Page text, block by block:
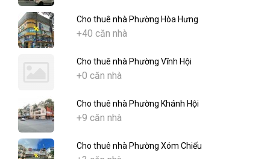
Cho thuê nhà Phường Hòa Hưng
+40 căn nhà
Cho thuê nhà Phường Vĩnh Hội
+0 căn nhà
Cho thuê nhà Phường Khánh Hội
+9 căn nhà
Cho thuê nhà Phường Xóm Chiếu